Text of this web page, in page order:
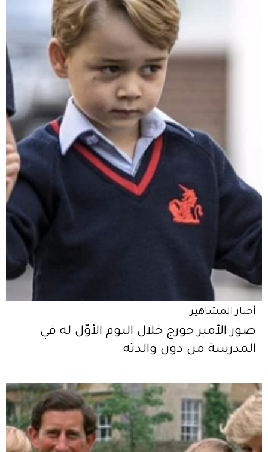
أخبار المشاهير
صور الأمير جورج خلال اليوم الأوّل له في
المدرسة من دون والدته